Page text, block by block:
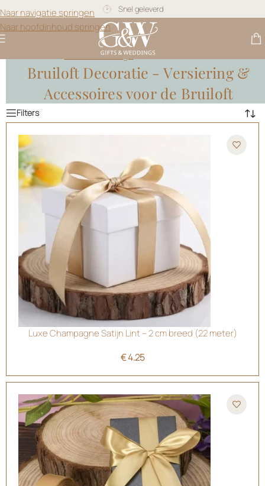
Naar navigatie springen
Naar hoofdinhoud springen
Gratis personalisatie
Gifts & Weddings>Bruiloft Decoratie
Bruiloft Decoratie - Versiering &
Accessoires voor de Bruiloft
Luxe Champagne Satijn Lint – 2 cm breed (22 meter)
€4.25